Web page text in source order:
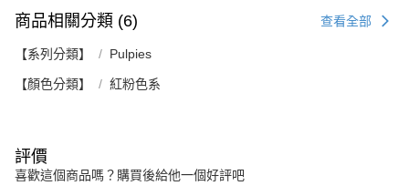
商品相關分類 (6) 查看全部
【系列分類】 Pulpies
【顏色分類】 紅粉色系
評價
喜歡這個商品嗎？購買後給他一個好評吧